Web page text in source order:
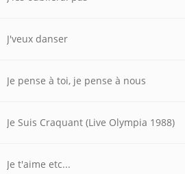
J'veux danser
Je pense à toi, je pense à nous
Je Suis Craquant (Live Olympia 1988)
Je t'aime etc...